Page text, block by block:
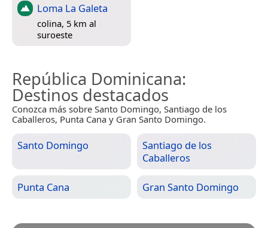
Loma La Galeta
colina, 5 km al
suroeste
República Dominicana:
Destinos destacados
Conozca más sobre Santo Domingo, Santiago de los
Caballeros, Punta Cana y Gran Santo Domingo.
Santo Domingo
Santiago de los
Caballeros
Punta Cana Gran Santo Domingo